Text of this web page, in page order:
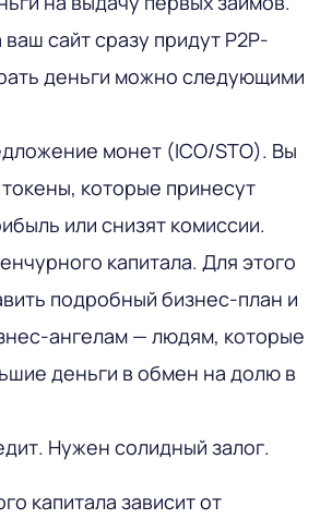
сайт сразу придут P2P-
деньги можно следующими
монет (ICO/STO). Вы
которые принесут
или снизят комиссии.
капитала. Для этого
подробный бизнес-план и
ангелам — людям, которые
деньги в обмен на долю в
Нужен солидный залог.
капитала зависит от